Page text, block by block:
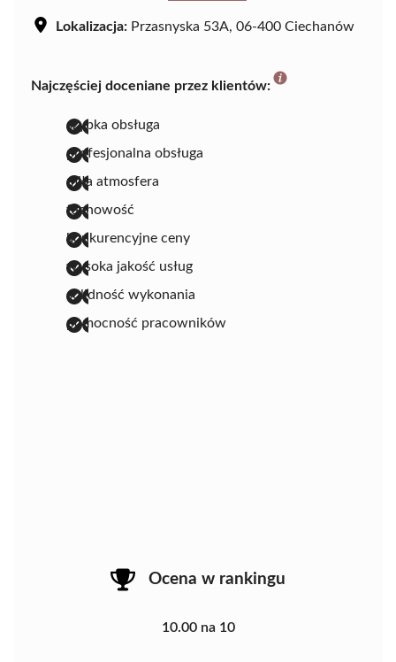
Lokalizacja: Przasnyska 53A, 06-400 Ciechanów
Najczęściej doceniane przez klientów:
szybka obsługa
profesjonalna obsługa
miła atmosfera
fachowość
konkurencyjne ceny
wysoka jakość usług
solidność wykonania
pomocność pracowników
Ocena w rankingu
10.00 na 10